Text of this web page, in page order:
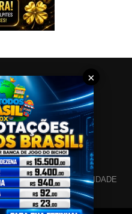
POLÍTICA DE PRIVACIDADE
×